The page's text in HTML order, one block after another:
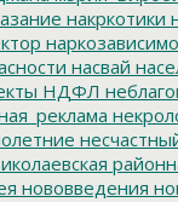
накркотики
насвай
НДФЛ
нововведения